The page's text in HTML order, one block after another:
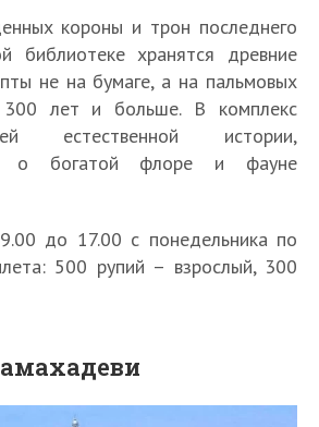
короны и трон последнего
библиотеке хранятся древние
не на бумаге, а на пальмовых
лет и больше. В комплекс
естественной истории,
о богатой флоре и фауне
до 17.00 с понедельника по
500 рупий – взрослый, 300